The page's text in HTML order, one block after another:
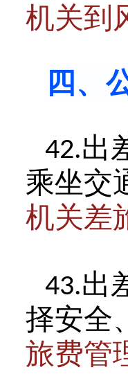
机关到
四、
42.出
乘坐交
机关差
43.出
择安全
旅费管